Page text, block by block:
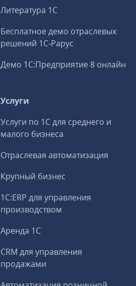
Литература 1С
Бесплатное демо отраслевых
решений 1С‑Рарус
Демо 1С:Предприятие 8 онлайн
Услуги
Услуги по 1С для среднего и
малого бизнеса
Отраслевая автоматизация
Крупный бизнес
1С:ERP для управления
производством
Аренда 1С
CRM для управления
продажами